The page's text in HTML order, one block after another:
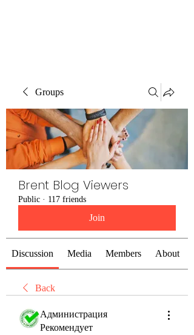
Groups
Brent Blog Viewers
Public · 117 friends
Join
Discussion Media Members About
Back
Администрация
Рекомендует